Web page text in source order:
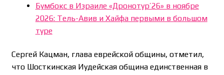
Бумбокс в Израиле «Дронотур’26» в ноябре
2026: Тель-Авив и Хайфа первыми в большом
туре
Сергей Кацман, глава еврейской общины, отметил,
что Шосткинская Иудейская община единственная в